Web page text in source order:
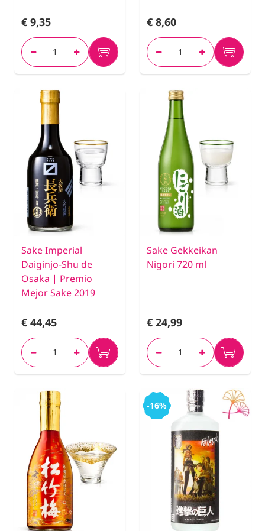
€ 9,35 € 8,60
Sake Imperial
Daiginjo-Shu de
Osaka | Premio
Mejor Sake 2019
€ 44,45
Sake Gekkeikan
Nigori 720 ml
€ 24,99
-16%